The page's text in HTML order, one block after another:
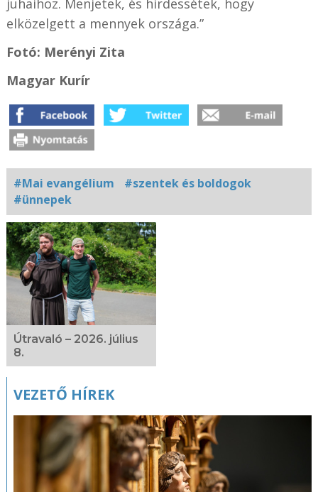
juhaihoz. Menjetek, és hirdessétek, hogy
elközelgett a mennyek országa.”
Fotó: Merényi Zita
Magyar Kurír
#Mai evangélium
#szentek és boldogok
#ünnepek
Kapcsolódó
fotógaléria
Útravaló – 2026. július
8.
VEZETŐ HÍREK